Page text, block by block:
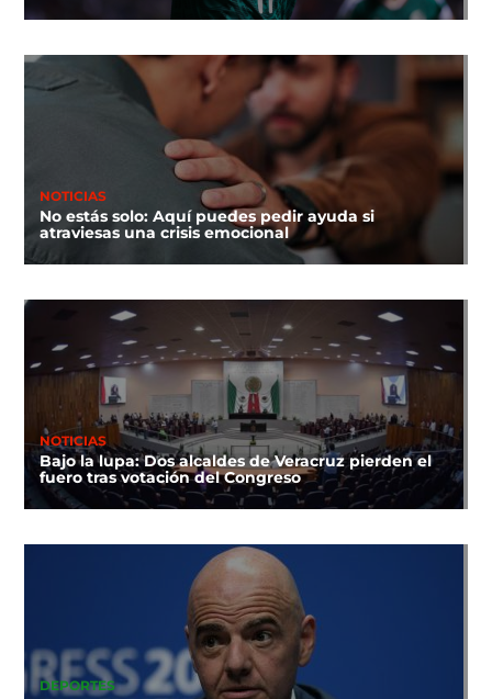
NOTICIAS
No estás solo: Aquí puedes pedir ayuda si
atraviesas una crisis emocional
NOTICIAS
Bajo la lupa: Dos alcaldes de Veracruz pierden el
fuero tras votación del Congreso
DEPORTES